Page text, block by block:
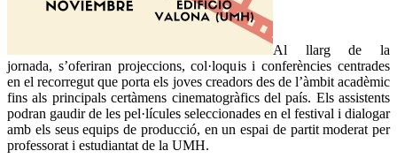
Al llarg de la
jornada, s’oferiran projeccions, col·loquis i conferències centrades
en el recorregut que porta els joves creadors des de l’àmbit acadèmic
fins als principals certàmens cinematogràfics del país. Els assistents
podran gaudir de les pel·lícules seleccionades en el festival i dialogar
amb els seus equips de producció, en un espai de partit moderat per
professorat i estudiantat de la UMH.